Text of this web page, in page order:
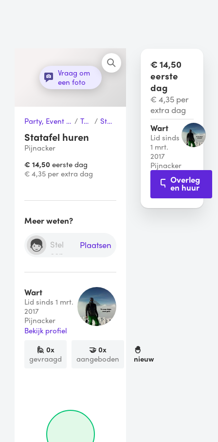
Vraag om
een foto
Party, Event & Tuinfeest / Tafels / Statafel
Statafel huren
Pijnacker
€ 14,50 eerste dag
€ 4,35 per extra dag
Meer weten?
Plaatsen
Wart
Lid sinds 1 mrt.
2017
Pijnacker
Bekijk profiel
🙋 0x
gevraagd
🤝0x
aangeboden
🐣
nieuw
€ 14,50
eerste
dag
€ 4,35 per
extra dag
Wart
Lid sinds
1 mrt.
2017
Pijnacker
Overleg
en huur